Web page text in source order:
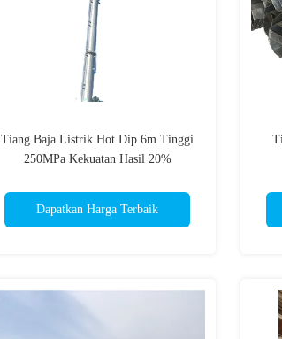
Tiang Baja Listrik Hot Dip 6m Tinggi
250MPa Kekuatan Hasil 20%
Dapatkan Harga Terbaik